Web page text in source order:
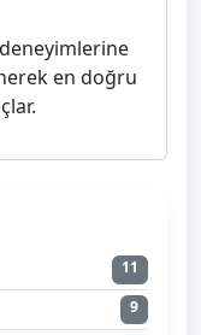
deneyimlerine
en doğru
11
9